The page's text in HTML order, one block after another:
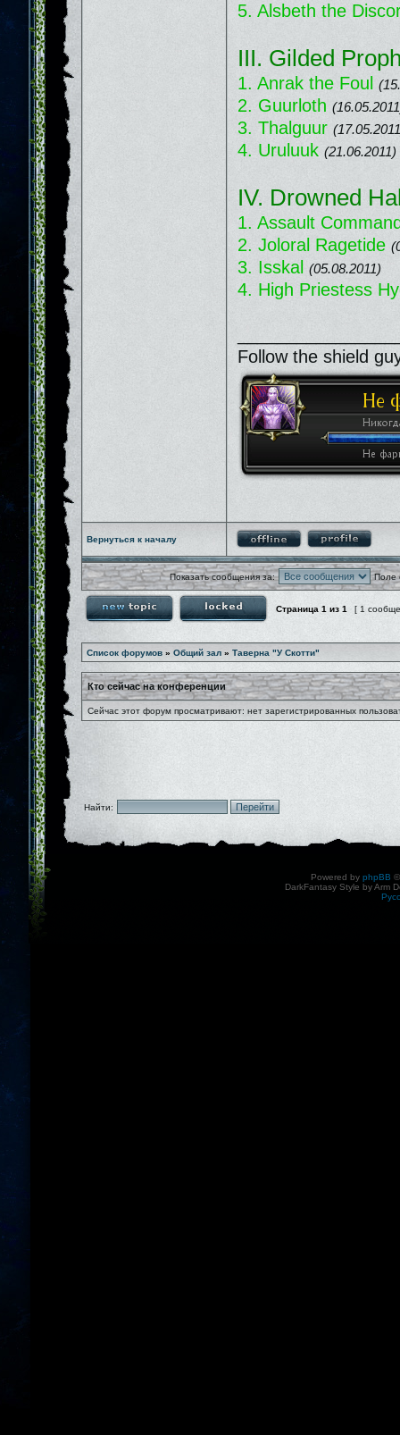
5. Alsbeth the
III. Gilded
1. Anrak the Foul
2. Guurloth
3. Thalguur
4. Uruluuk (21.06.2011)
IV. Drowned
1. Assault
2. Joloral Ragetide
3. Isskal (05.08.2011)
4. High Priestess
Follow the shield
Вернуться к началу
Показать сообщения за: Поле
Страница 1 из 1 [ 1
Список форумов » Общий зал » Таверна "У Скотти"
Кто сейчас на конференции
Сейчас этот форум просматривают: нет зарегистрированных
Найти:
Powered by phpBB
DarkFantasy Style by Arm